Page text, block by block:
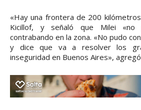
«Hay una frontera de 200
Kicillof, y señaló que Milei «no
contrabando en la zona. «No pudo
y dice que va a resolver los
inseguridad en Buenos Aires»,